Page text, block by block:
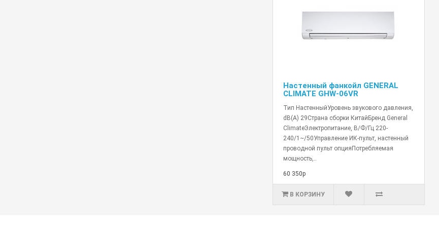
Настенный фанкойл GENERAL
CLIMATE GHW-06VR
Тип НастенныйУровень звукового давления,
dB(A) 29Страна сборки КитайБренд General
ClimateЭлектропитание, В/Ф/Гц 220-
240/1~/50Управление ИК-пульт, настенный
проводной пульт опцияПотребляемая
мощность,..
60 350р
В КОРЗИНУ